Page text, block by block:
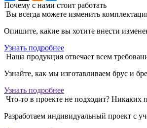
Почему с нами стоит работать
Вы всегда можете изменить
Опишите, какие вы хотите внести
Узнать подробнее
Наша продукция отвечает всем
Узнайте, как мы изготавливаем брус и
Узнать подробнее
Что-то в проекте не подходит? Никаких
Разработаем индивидуальный проект с